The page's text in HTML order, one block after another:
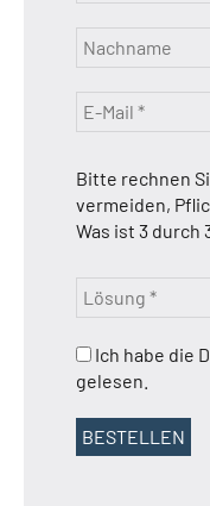
Bitte rechnen
vermeiden,
Was ist 3 durch
Ich habe die
gelesen.